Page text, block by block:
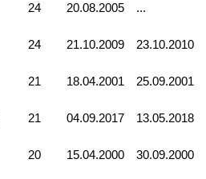
24 20.08.2005 ...
24 21.10.2009 23.10.2010
21 18.04.2001 25.09.2001
21 04.09.2017 13.05.2018
20 15.04.2000 30.09.2000